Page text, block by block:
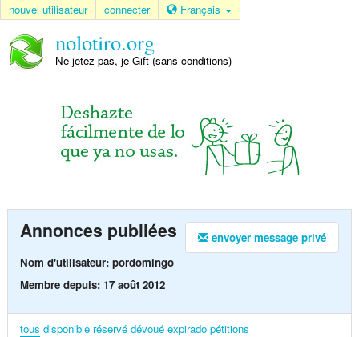
nouvel utilisateur connecter Français
nolotiro.org
Ne jetez pas, je Gift (sans conditions)
envoyer message privé
Annonces publiées
Nom d'utilisateur: pordomingo
Membre depuis: 17 août 2012
tous disponible réservé dévoué expirado pétitions